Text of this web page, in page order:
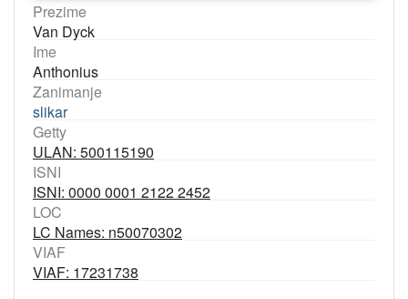
Prezime
Van Dyck
Ime
Anthonius
Zanimanje
slikar
Getty
ULAN: 500115190
ISNI
ISNI: 0000 0001 2122 2452
LOC
LC Names: n50070302
VIAF
VIAF: 17231738